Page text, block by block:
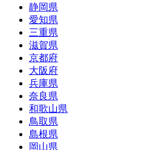
静岡県
愛知県
三重県
滋賀県
京都府
大阪府
兵庫県
奈良県
和歌山県
鳥取県
島根県
岡山県